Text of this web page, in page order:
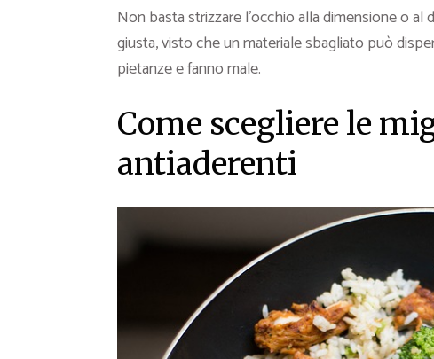
Non basta strizzare l’occhio alla dimensione o
giusta, visto che un materiale sbagliato può
pietanze e fanno male.
Come scegliere le
antiaderenti